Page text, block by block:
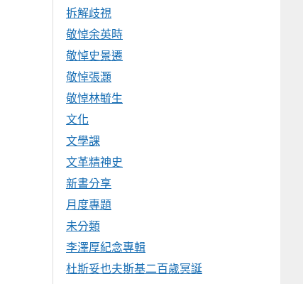
拆解歧視
敬悼余英時
敬悼史景遷
敬悼張灝
敬悼林毓生
文化
文學課
文革精神史
新書分享
月度專題
未分類
李澤厚紀念專輯
杜斯妥也夫斯基二百歲冥誕